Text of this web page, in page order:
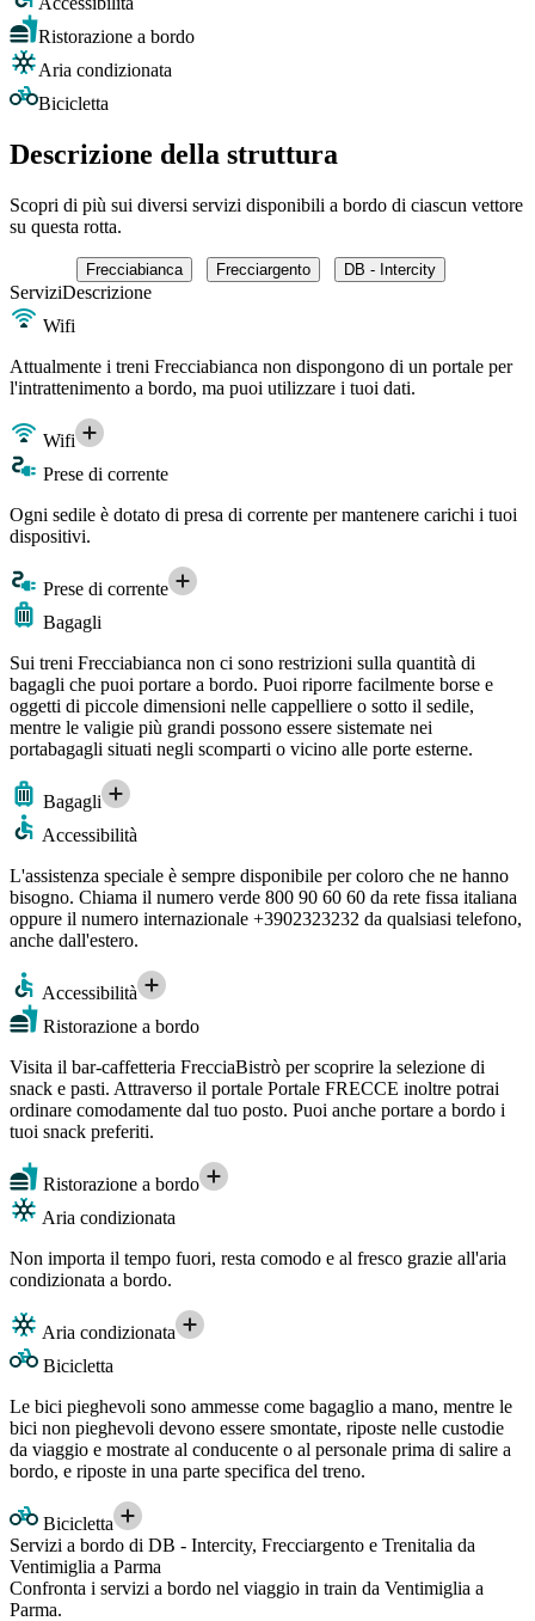
Ristorazione a bordo
Aria condizionata
Bicicletta
Descrizione della struttura
Scopri di più sui diversi servizi disponibili a bordo di ciascun vettore
su questa rotta.
Frecciabianca Frecciargento DB - Intercity
ServiziDescrizione
Wifi
Attualmente i treni Frecciabianca non dispongono di un portale per
l'intrattenimento a bordo, ma puoi utilizzare i tuoi dati.
Wifi
Prese di corrente
Ogni sedile è dotato di presa di corrente per mantenere carichi i tuoi
dispositivi.
Prese di corrente
Bagagli
Sui treni Frecciabianca non ci sono restrizioni sulla quantità di
bagagli che puoi portare a bordo. Puoi riporre facilmente borse e
oggetti di piccole dimensioni nelle cappelliere o sotto il sedile,
mentre le valigie più grandi possono essere sistemate nei
portabagagli situati negli scomparti o vicino alle porte esterne.
Bagagli
Accessibilità
L'assistenza speciale è sempre disponibile per coloro che ne hanno
bisogno. Chiama il numero verde 800 90 60 60 da rete fissa italiana
oppure il numero internazionale +3902323232 da qualsiasi telefono,
anche dall'estero.
Accessibilità
Ristorazione a bordo
Visita il bar-caffetteria FrecciaBistrò per scoprire la selezione di
snack e pasti. Attraverso il portale Portale FRECCE inoltre potrai
ordinare comodamente dal tuo posto. Puoi anche portare a bordo i
tuoi snack preferiti.
Ristorazione a bordo
Aria condizionata
Non importa il tempo fuori, resta comodo e al fresco grazie all'aria
condizionata a bordo.
Aria condizionata
Bicicletta
Le bici pieghevoli sono ammesse come bagaglio a mano, mentre le
bici non pieghevoli devono essere smontate, riposte nelle custodie
da viaggio e mostrate al conducente o al personale prima di salire a
bordo, e riposte in una parte specifica del treno.
Bicicletta
Servizi a bordo di DB - Intercity, Frecciargento e Trenitalia da
Ventimiglia a Parma
Confronta i servizi a bordo nel viaggio in train da Ventimiglia a
Parma.